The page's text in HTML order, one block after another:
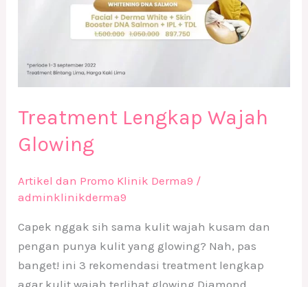
Treatment Lengkap Wajah
Glowing
Artikel dan Promo Klinik Derma9 /
adminklinikderma9
Capek nggak sih sama kulit wajah kusam dan
pengan punya kulit yang glowing? Nah, pas
banget! ini 3 rekomendasi treatment lengkap